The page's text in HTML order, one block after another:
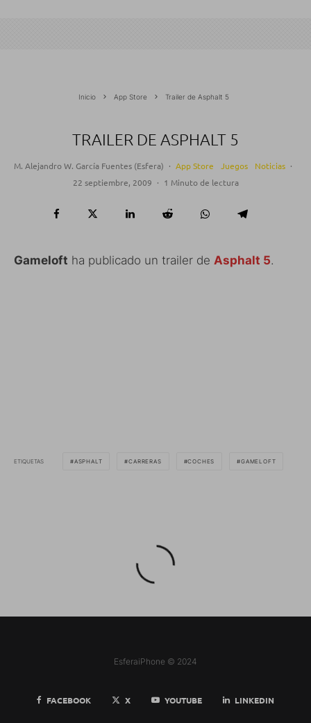
Inicio App Store Trailer de Asphalt 5
TRAILER DE ASPHALT 5
M. Alejandro W. García Fuentes (Esfera) · App Store Juegos Noticias ·
22 septiembre, 2009 · 1 Minuto de lectura
Gameloft ha publicado un trailer de Asphalt 5.
ETIQUETAS ASPHALT CARRERAS COCHES GAMELOFT
EsferaiPhone © 2024
FACEBOOK X YOUTUBE LINKEDIN